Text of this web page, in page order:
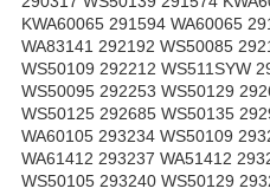
KWA60065 291594 WA60065
WA83141 292192 WS50085
WS50109 292212 WS511SYW
WS50095 292253 WS50129
WS50125 292685 WS50135
WA60105 293234 WS50109
WA61412 293237 WA51412
WS50105 293240 WS50129